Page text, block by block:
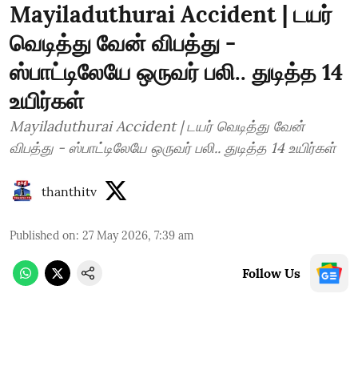
Mayiladuthurai Accident | டயர்
வெடித்து வேன் விபத்து -
ஸ்பாட்டிலேயே ஒருவர் பலி.. துடித்த 14
உயிர்கள்
Mayiladuthurai Accident | டயர் வெடித்து வேன்
விபத்து - ஸ்பாட்டிலேயே ஒருவர் பலி.. துடித்த 14 உயிர்கள்
thanthitv
Published on: 27 May 2026, 7:39 am
Follow Us